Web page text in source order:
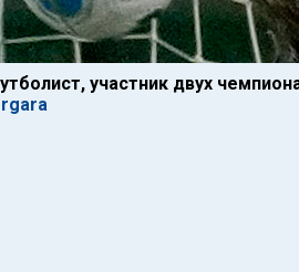
участник двух